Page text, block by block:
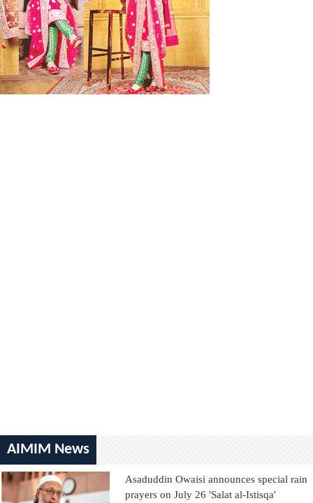
AIMIM News
Asaduddin Owaisi announces special rain
prayers on July 26 'Salat al-Istisqa'